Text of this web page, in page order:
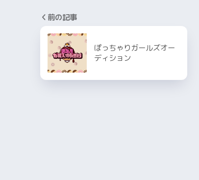
前の記事
ぽっちゃりガールズオー
ディション